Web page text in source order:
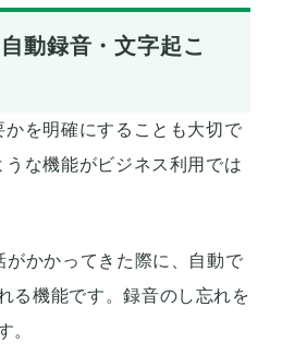
動録音・文字起こ
かを明確にすることも大切で
な機能がビジネス利用では
がかかってきた際に、自動で
る機能です。録音のし忘れを
。